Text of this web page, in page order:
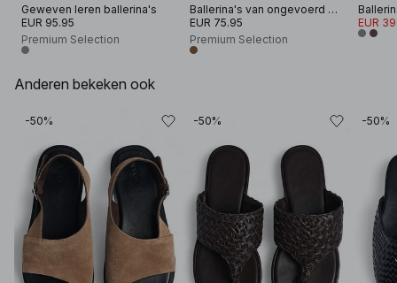
Geweven leren ballerina's
EUR 95.95
Premium Selection
Ballerina's van ongevoerd suède
EUR 75.95
Premium Selection
EUR
Anderen bekeken ook
-50% -50% -50%